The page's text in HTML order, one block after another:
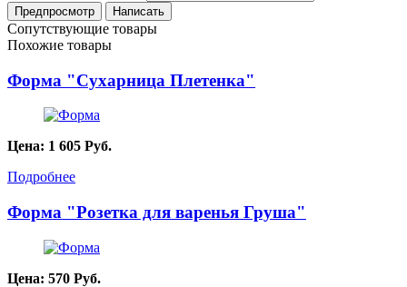
Сопутствующие товары
Похожие товары
Форма "Сухарница Плетенка"
Цена: 1 605 Руб.
Подробнее
Форма "Розетка для варенья Груша"
Цена: 570 Руб.